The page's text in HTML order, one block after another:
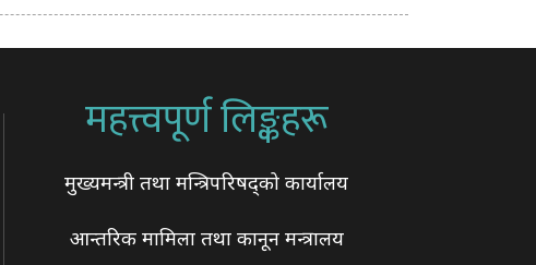
महत्त्वपूर्ण लिङ्कहरू
मुख्यमन्त्री तथा मन्त्रिपरिषद्को कार्यालय
आन्तरिक मामिला तथा कानून मन्त्रालय